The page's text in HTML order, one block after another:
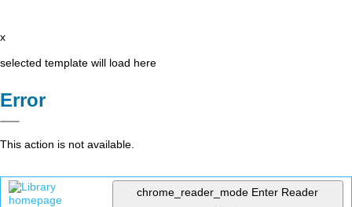
x
selected template will load here
Error
This action is not available.
chrome_reader_mode Enter Reader